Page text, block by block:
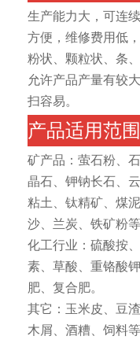
生产能力大，可连
方便，维修费用低
粉状、颗粒状、条
允许产品产量有较
扫容易。
产品适用范围
矿产品：萤石粉、
晶石、钾钠长石、
粘土、钛精矿、煤
沙、兰炭、铁矿粉等
化工行业：硫酸按
素、草酸、重铬酸
肥、复合肥。
其它：玉米皮、豆
木屑、酒糟、饲料等